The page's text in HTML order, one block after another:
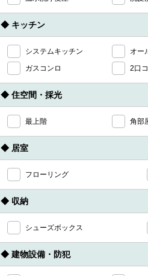
◆ キッチン
システムキッチン
オー
ガスコンロ
2口
◆ 住空間・採光
最上階 角部
◆ 居室
フローリング
◆ 収納
シューズボックス
◆ 建物設備・防犯